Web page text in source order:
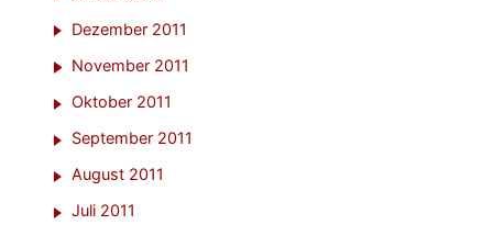
Dezember 2011
November 2011
Oktober 2011
September 2011
August 2011
Juli 2011